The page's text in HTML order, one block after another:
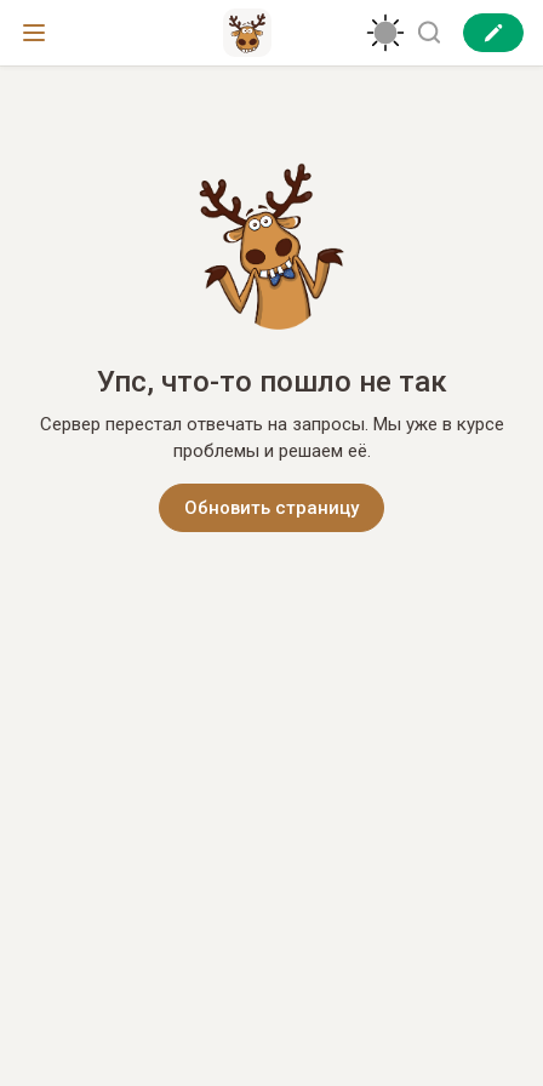
Упс, что-то пошло не так
Сервер перестал отвечать на запросы. Мы уже в курсе
проблемы и решаем её.
Обновить страницу